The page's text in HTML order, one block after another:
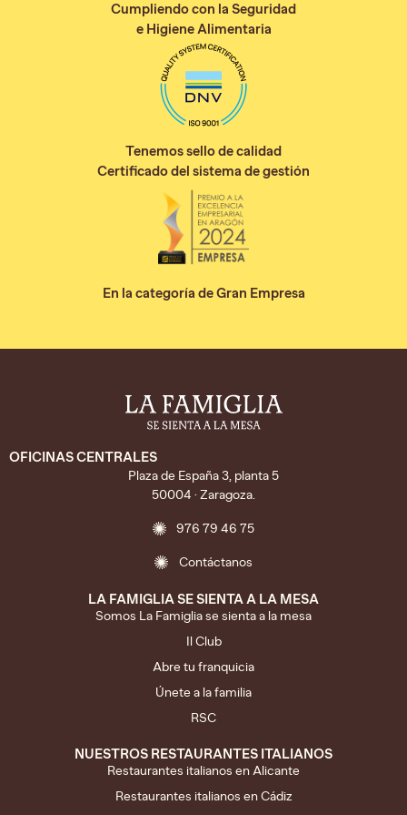
Cumpliendo con la Seguridad
e Higiene Alimentaria
Tenemos sello de calidad
Certificado del sistema de gestión
En la categoría de Gran Empresa
OFICINAS CENTRALES
Plaza de España 3, planta 5
50004 · Zaragoza.
976 79 46 75
Contáctanos
LA FAMIGLIA SE SIENTA A LA MESA
Somos La Famiglia se sienta a la mesa
Il Club
Abre tu franquicia
Únete a la familia
RSC
NUESTROS RESTAURANTES ITALIANOS
Restaurantes italianos en Alicante
Restaurantes italianos en Cádiz